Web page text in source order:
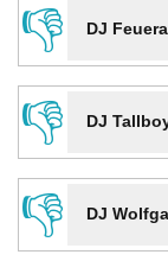
👎
DJ
👎
DJ
👎
DJ